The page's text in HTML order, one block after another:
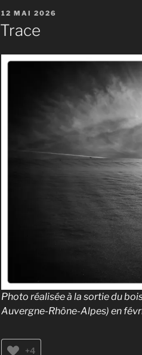
PUBLIÉ
LE
12 MAI 2026
Trace
Photo réalisée à la sortie du
Auvergne-Rhône-Alpes) en
+4